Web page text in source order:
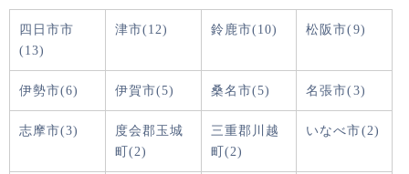
四日市市
(13)
津市(12) 鈴鹿市(10) 松阪市(9)
伊勢市(6) 伊賀市(5) 桑名市(5) 名張市(3)
志摩市(3)
度会郡玉城
町(2)
三重郡川越
町(2)
いなべ市(2)